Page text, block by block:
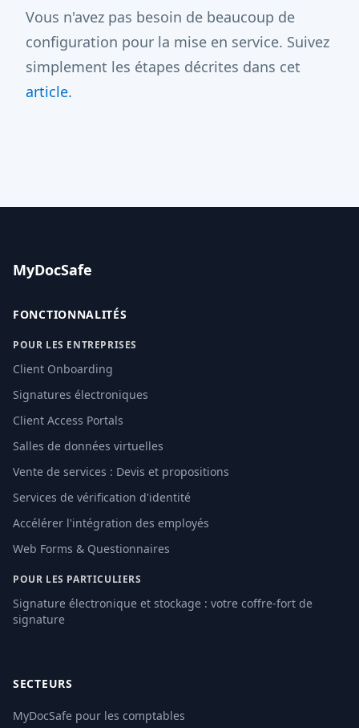
Vous n'avez pas besoin de beaucoup de
configuration pour la mise en service. Suivez
simplement les étapes décrites dans cet
article.
MyDocSafe
FONCTIONNALITÉS
POUR LES ENTREPRISES
Client Onboarding
Signatures électroniques
Client Access Portals
Salles de données virtuelles
Vente de services : Devis et propositions
Services de vérification d'identité
Accélérer l'intégration des employés
Web Forms & Questionnaires
POUR LES PARTICULIERS
Signature électronique et stockage : votre coffre-fort de
signature
SECTEURS
MyDocSafe pour les comptables